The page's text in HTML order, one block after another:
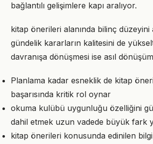
bağlantılı gelişimlere kapı aralıyor.
kitap önerileri alanında bilinç düzeyini
gündelik kararların kalitesini de
davranışa dönüşmesi ise asıl
Planlama kadar esneklik de kitap
başarısında kritik rol oynar
okuma kulübü uygunluğu özelliğini
dahil etmek uzun vadede büyük fark
kitap önerileri konusunda edinilen